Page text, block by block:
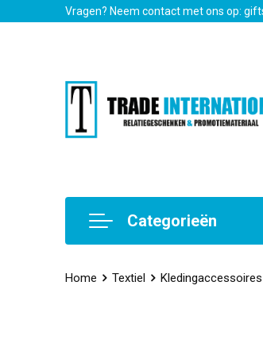
Vragen? Neem contact met ons op:
Categorieën
Home Textiel Kledingaccessoires